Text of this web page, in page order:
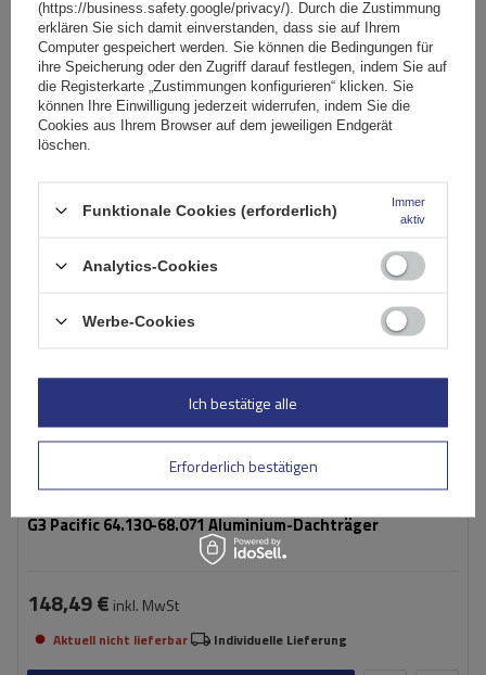
203,99 €inkl. MwSt
Große Menge verfügbar Wir versenden schon am11. August
In den
Warenkorb
AUSVERKAUFT
G3 Pacific 64.130-68.071 Aluminium-Dachträger
148,49 € inkl. MwSt
Aktuell nicht lieferbar Individuelle Lieferung
(https://business.safety.google/privacy/). Durch die Zustimmung
erklären Sie sich damit einverstanden, dass sie auf Ihrem
Computer gespeichert werden. Sie können die Bedingungen für
ihre Speicherung oder den Zugriff darauf festlegen, indem Sie auf
die Registerkarte „Zustimmungen konfigurieren“ klicken. Sie
können Ihre Einwilligung jederzeit widerrufen, indem Sie die
Cookies aus Ihrem Browser auf dem jeweiligen Endgerät
löschen.
Funktionale Cookies (erforderlich)
Immer
aktiv
Analytics-Cookies
Werbe-Cookies
Erforderlich bestätigen
Ich bestätige alle